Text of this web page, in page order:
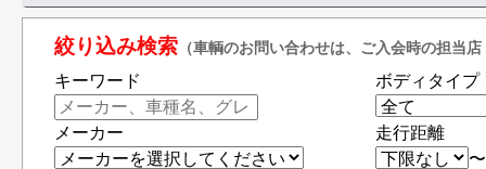
絞り込み検索（車輌のお問い合わせは、ご入会時の担当
キーワード
メーカー
ボディタイプ
走行距離
〜